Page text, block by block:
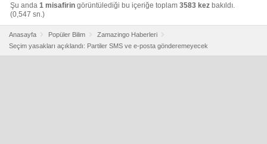
Şu anda 1 misafirin görüntülediği bu içeriğe toplam 3583 kez bakıldı.
(0,547 sn.)
Anasayfa Popüler Bilim
Zamazingo Haberleri
Seçim yasakları açıklandı: Partiler SMS ve e-posta gönderemeyecek